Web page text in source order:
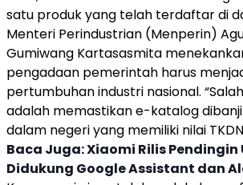
satu produk yang telah terdaftar di
Menteri Perindustrian (Menperin)
Gumiwang Kartasasmita
pengadaan pemerintah harus
pertumbuhan industri nasional.
adalah memastikan e-katalog
dalam negeri yang memiliki nilai TKDN
Baca Juga:Xiaomi Rilis
Didukung Google Assistant dan